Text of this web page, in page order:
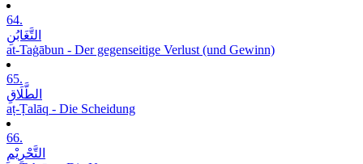
64.
التَّغَابُنِ
at-Taġābun - Der gegenseitige Verlust (und Gewinn)
65.
الطَّلَاقِ
aṭ-Ṭalāq - Die Scheidung
66.
التَّحْرِیْمِ